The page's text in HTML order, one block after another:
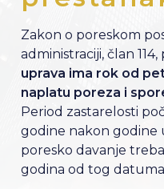
Zakon o poreskom
administraciji, član
uprava ima rok od
naplatu poreza i
Period zastarelosti
godine nakon godine
poresko davanje
godina od tog